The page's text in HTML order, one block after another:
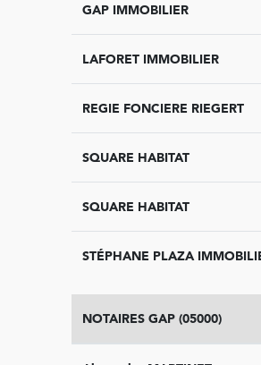
GAP IMMOBILIER
LAFORET IMMOBILIER
REGIE FONCIERE RIEGERT
SQUARE HABITAT
SQUARE HABITAT
STÉPHANE PLAZA
NOTAIRES GAP (05000)